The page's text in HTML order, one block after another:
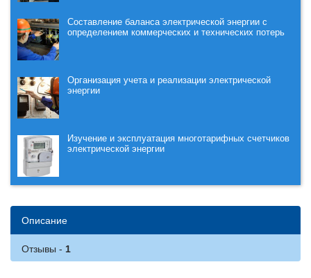
Составление баланса электрической энергии с
определением коммерческих и технических потерь
Организация учета и реализации электрической
энергии
Изучение и эксплуатация многотарифных счетчиков
электрической энергии
Описание
Отзывы